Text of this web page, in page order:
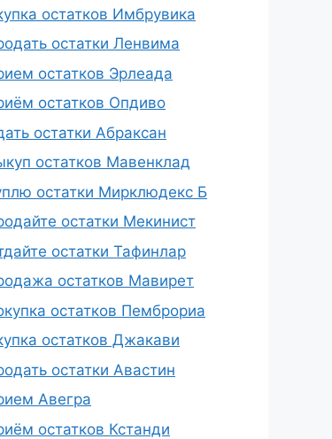
остатков Имбрувика
остатки Ленвима
остатков Эрлеада
остатков Опдиво
остатки Абраксан
остатков Мавенклад
остатки Мирклюдекс Б
остатки Мекинист
остатки Тафинлар
остатков Мавирет
остатков Пемброриа
остатков Джакави
остатки Авастин
Авегра
остатков Кстанди